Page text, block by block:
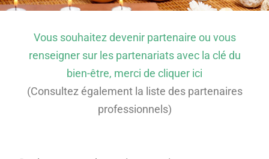
Vous souhaitez devenir partenaire ou vous
renseigner sur les partenariats avec la clé du
bien-être, merci de cliquer ici
(Consultez également la liste des partenaires
professionnels)